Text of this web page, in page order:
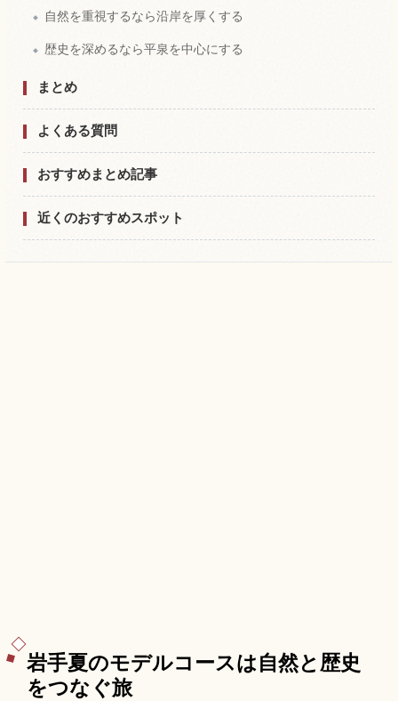
自然を重視するなら沿岸を厚くする
歴史を深めるなら平泉を中心にする
まとめ
よくある質問
おすすめまとめ記事
近くのおすすめスポット
岩手夏のモデルコースは自然と歴史
をつなぐ旅